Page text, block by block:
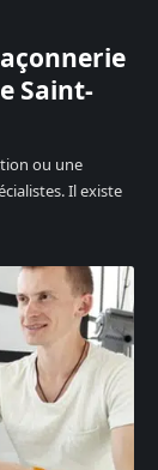
Saint-
ou une
Il existe